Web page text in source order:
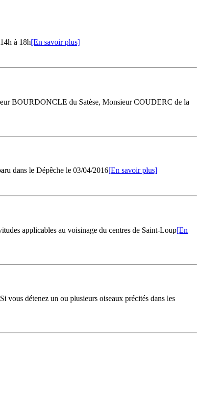
à 18h[En savoir plus]
BOURDONCLE du Satèse, Monsieur COUDERC de la
dans le Dépêche le 03/04/2016[En savoir plus]
applicables au voisinage du centres de Saint-Loup[En
vous détenez un ou plusieurs oiseaux précités dans les